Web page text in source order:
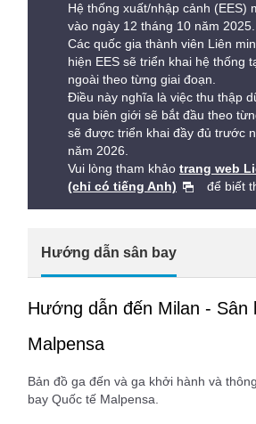
Hệ thống xuất/nhập cảnh (EES)
vào ngày 12 tháng 10 năm 2025.
Các quốc gia thành viên Liên
hiện EES sẽ triển khai hệ thống
ngoài theo từng giai đoạn.
Điều này nghĩa là việc thu thập
qua biên giới sẽ bắt đầu theo
sẽ được triển khai đầy đủ trước
năm 2026.
Vui lòng tham khảo trang web
(chỉ có tiếng Anh)
để biết
Hướng dẫn sân bay
Hướng dẫn đến Milan - Sân
Malpensa
Bản đồ ga đến và ga khởi hành và
bay Quốc tế Malpensa.